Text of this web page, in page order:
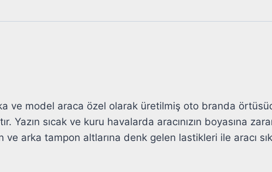
ve model araca özel olarak üretilmiş oto branda
sıcak ve kuru havalarda aracınızın boyasına
arka tampon altlarına denk gelen lastikleri ile aracı